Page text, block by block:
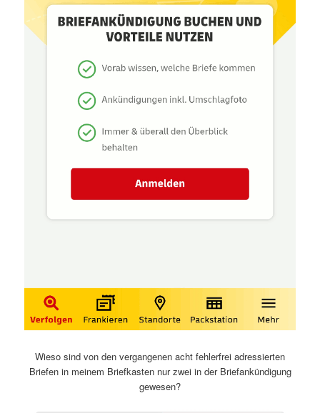
Wieso sind von den vergangenen acht fehlerfrei adressierten
Briefen in meinem Briefkasten nur zwei in der Briefankündigung
gewesen?